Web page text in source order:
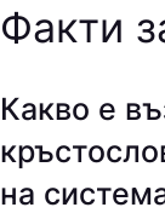
Факти
Какво е
на